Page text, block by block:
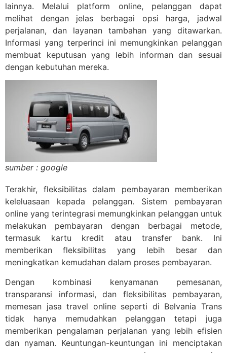
lainnya. Melalui platform online, pelanggan dapat
melihat dengan jelas berbagai opsi harga, jadwal
perjalanan, dan layanan tambahan yang ditawarkan.
Informasi yang terperinci ini memungkinkan pelanggan
membuat keputusan yang lebih informan dan sesuai
dengan kebutuhan mereka.
sumber : google
Terakhir, fleksibilitas dalam pembayaran memberikan
keleluasaan kepada pelanggan. Sistem pembayaran
online yang terintegrasi memungkinkan pelanggan untuk
melakukan pembayaran dengan berbagai metode,
termasuk kartu kredit atau transfer bank. Ini
memberikan fleksibilitas yang lebih besar dan
meningkatkan kemudahan dalam proses pembayaran.
Dengan kombinasi kenyamanan pemesanan,
transparansi informasi, dan fleksibilitas pembayaran,
memesan jasa travel online seperti di Belvania Trans
tidak hanya memudahkan pelanggan tetapi juga
memberikan pengalaman perjalanan yang lebih efisien
dan nyaman. Keuntungan-keuntungan ini menciptakan